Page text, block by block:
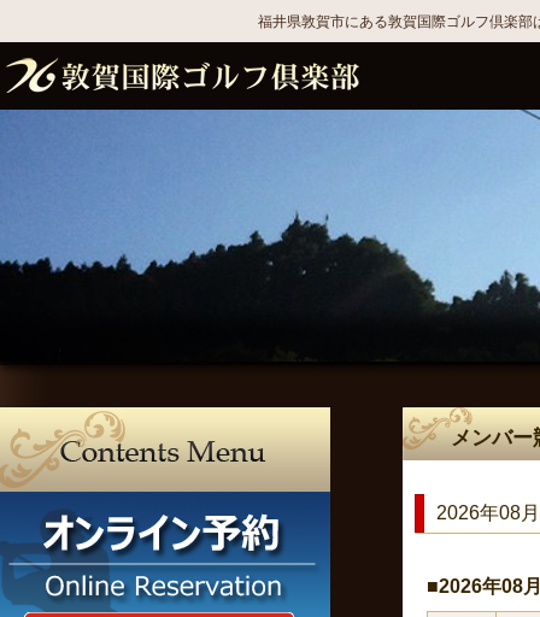
福井県敦賀市にある敦賀国際ゴルフ倶楽
メンバー
2026年08月
■2026年08